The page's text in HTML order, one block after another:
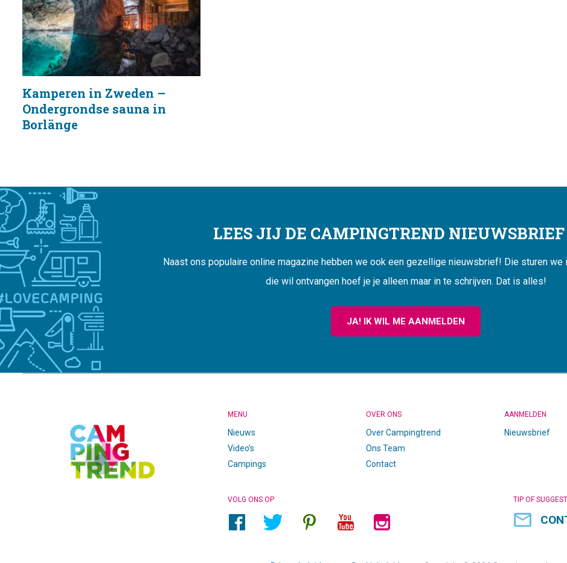
Kamperen in Zweden –
Ondergrondse sauna in
Borlänge
LEES JIJ DE CAMPINGTREND
Naast ons populaire online magazine hebben we ook een gezellige nieuwsbrief! Die sturen we
die wil ontvangen hoef je je alleen maar in te schrijven. Dat is alles!
JA! IK WIL ME AANMELDEN
MENU
Nieuws
Video’s
Campings
OVER ONS
Over Campingtrend
Ons Team
Contact
AANMELDEN
Nieuwsbrief
VOLG ONS OP TIP OF